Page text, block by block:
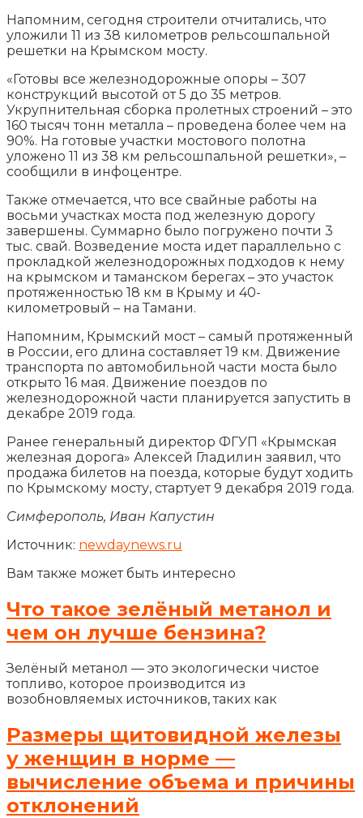
Напомним, сегодня строители отчитались, что
уложили 11 из 38 километров рельсошпальной
решетки на Крымском мосту.
«Готовы все железнодорожные опоры – 307
конструкций высотой от 5 до 35 метров.
Укрупнительная сборка пролетных строений – это
160 тысяч тонн металла – проведена более чем на
90%. На готовые участки мостового полотна
уложено 11 из 38 км рельсошпальной решетки», –
сообщили в инфоцентре.
Также отмечается, что все свайные работы на
восьми участках моста под железную дорогу
завершены. Суммарно было погружено почти 3
тыс. свай. Возведение моста идет параллельно с
прокладкой железнодорожных подходов к нему
на крымском и таманском берегах – это участок
протяженностью 18 км в Крыму и 40-
километровый – на Тамани.
Напомним, Крымский мост – самый протяженный
в России, его длина составляет 19 км. Движение
транспорта по автомобильной части моста было
открыто 16 мая. Движение поездов по
железнодорожной части планируется запустить в
декабре 2019 года.
Ранее генеральный директор ФГУП «Крымская
железная дорога» Алексей Гладилин заявил, что
продажа билетов на поезда, которые будут ходить
по Крымскому мосту, стартует 9 декабря 2019 года.
Симферополь, Иван Капустин
Источник: newdaynews.ru
Вам также может быть интересно
Что такое зелёный метанол и
чем он лучше бензина?
Зелёный метанол — это экологически чистое
топливо, которое производится из
возобновляемых источников, таких как
Размеры щитовидной железы
у женщин в норме —
вычисление объема и причины
отклонений